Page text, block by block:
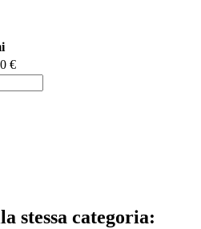
€
stessa categoria: